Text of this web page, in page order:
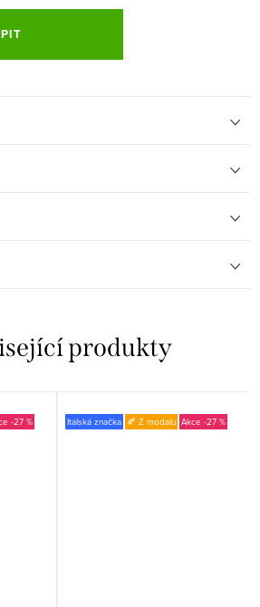
produkty
-27 % Italská značka 🍂 Z modalu -27 %